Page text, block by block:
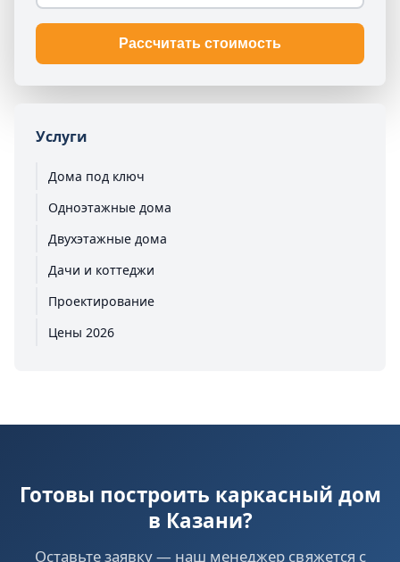
Рассчитать стоимость
Услуги
Дома под ключ
Одноэтажные дома
Двухэтажные дома
Дачи и коттеджи
Проектирование
Цены 2026
Готовы построить каркасный дом
в Казани?
Оставьте заявку — наш менеджер свяжется с